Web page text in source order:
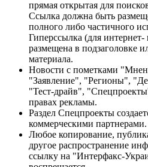
прямая открытая для
Ссылка должна быть
полного либо частичного
Гиперссылка (для
размещена в подзаголовке
материала.
Новости с пометками
"Заявление", "Регионы",
"Тест-драйв",
правах рекламы.
Раздел Спецпроекты
коммерческими партнерами.
Любое копирование,
другое распространение
ссылку на "Интерфакс-